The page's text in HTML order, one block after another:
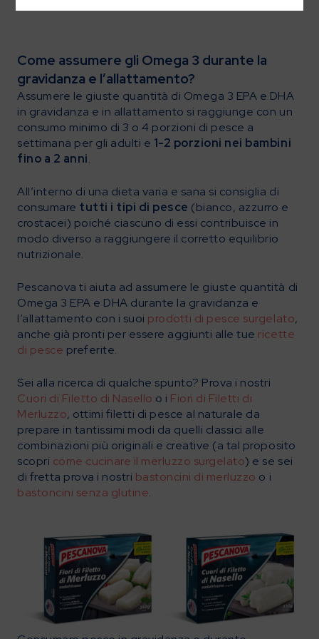
Come assumere gli Omega 3 durante la
gravidanza e l’allattamento?
Assumere le giuste quantità di Omega 3 EPA e DHA
in gravidanza e in allattamento si raggiunge con un
consumo minimo di 3 o 4 porzioni di pesce a
settimana per gli adulti e 1-2 porzioni nei bambini
fino a 2 anni.
All’interno di una dieta varia e sana si consiglia di
consumare tutti i tipi di pesce (bianco, azzurro e
crostacei) poiché ciascuno di essi contribuisce in
modo diverso a raggiungere il corretto equilibrio
nutrizionale.
Pescanova ti aiuta ad assumere le giuste quantità di
Omega 3 EPA e DHA durante la gravidanza e
l’allattamento con i suoi prodotti di pesce surgelato,
anche già pronti per essere aggiunti alle tue ricette
di pesce preferite.
Sei alla ricerca di qualche spunto? Prova i nostri
Cuori di Filetto di Nasello o i Fiori di Filetti di
Merluzzo, ottimi filetti di pesce al naturale da
prepare in tantissimi modi da quelli classici alle
combinazioni più originali e creative (a tal proposito
scopri come cucinare il merluzzo surgelato) e se sei
di fretta prova i nostri bastoncini di merluzzo o i
bastoncini senza glutine.